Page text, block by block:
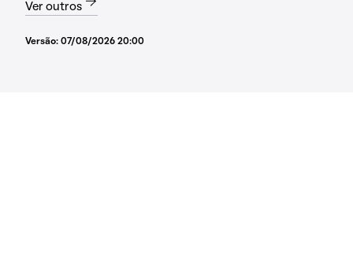
Ver outros
Versão: 07/08/2026 20:00